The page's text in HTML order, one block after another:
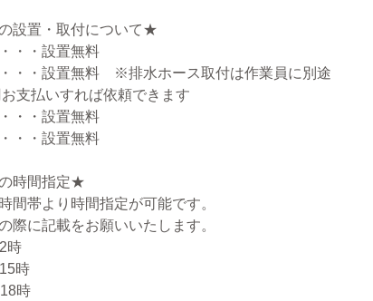
設置・取付について★
・・設置無料
・・設置無料 ※排水ホース取付は作業員に別途
支払いすれば依頼できます
・・設置無料
・・設置無料
時間指定★
間帯より時間指定が可能です。
際に記載をお願いいたします。
時
時
時